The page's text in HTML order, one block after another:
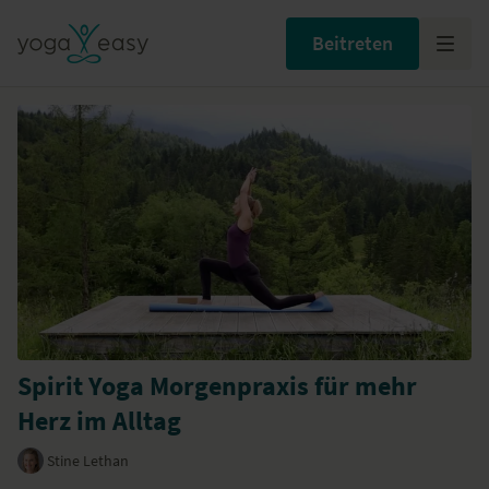
Beitreten
Spirit Yoga Morgenpraxis für mehr
Herz im Alltag
Stine Lethan